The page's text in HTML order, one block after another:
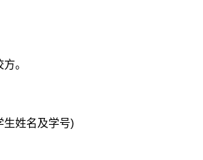
。
生姓名及学号)